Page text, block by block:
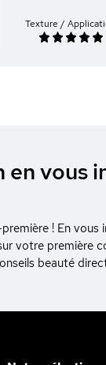
Texture /
vous
! En vous
votre première
beauté